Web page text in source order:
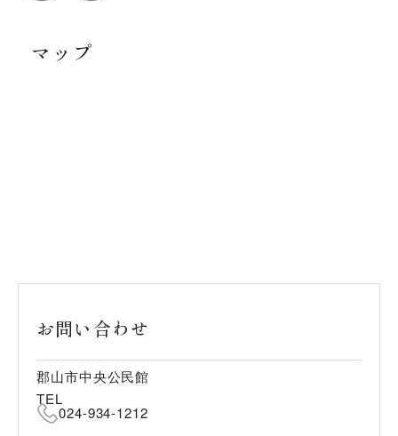
マップ
お問い合わせ
郡山市中央公民館
TEL
024-934-1212